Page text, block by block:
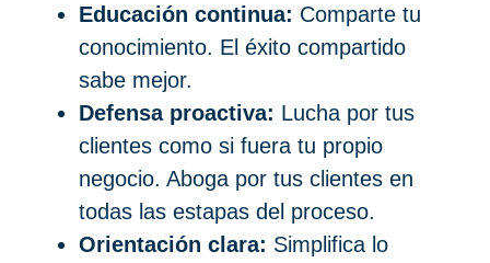
Educación continua: Comparte tu
conocimiento. El éxito compartido
sabe mejor.
Defensa proactiva: Lucha por tus
clientes como si fuera tu propio
negocio. Aboga por tus clientes en
todas las estapas del proceso.
Orientación clara: Simplifica lo